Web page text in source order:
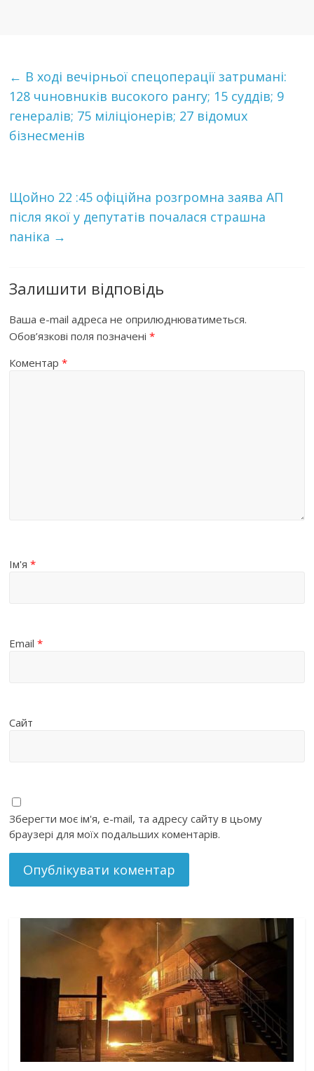
← В ході вечірньої спецоперації затрuмані:
128 чuновнuків вuсокого рангу; 15 суддів; 9
генералів; 75 міліціонерів; 27 відомuх
бізнесменів
Щoйнo 22 :45 oфiцiйнa рoзrрoмнa заява АП
після якої у депутатів почалася cтpaшнa
naнiкa →
Залишити відповідь
Ваша e-mail адреса не оприлюднюватиметься.
Обов’язкові поля позначені*
Коментар*
Ім'я*
Email*
Сайт
Зберегти моє ім'я, e-mail, та адресу сайту в цьому
браузері для моїх подальших коментарів.